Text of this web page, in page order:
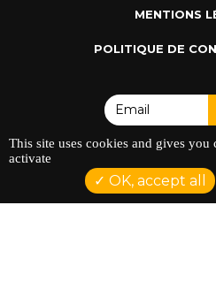
MENTIONS
POLITIQUE DE
ADRESSE : 128 AVENUE DU
This site uses cookies and gives
activate
OK, accept all